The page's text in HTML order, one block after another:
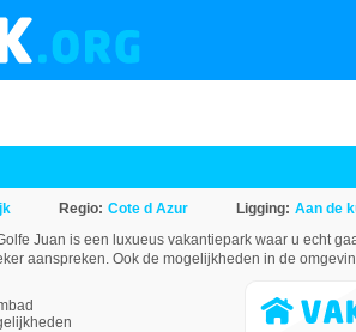
Regio: Cote d Azur Ligging: Aan de
Juan is een luxueus vakantiepark waar u echt
aanspreken. Ook de mogelijkheden in de